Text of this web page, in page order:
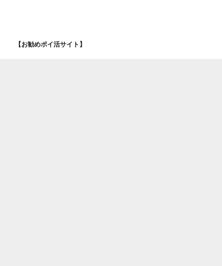
【お勧めポイ活サイト】